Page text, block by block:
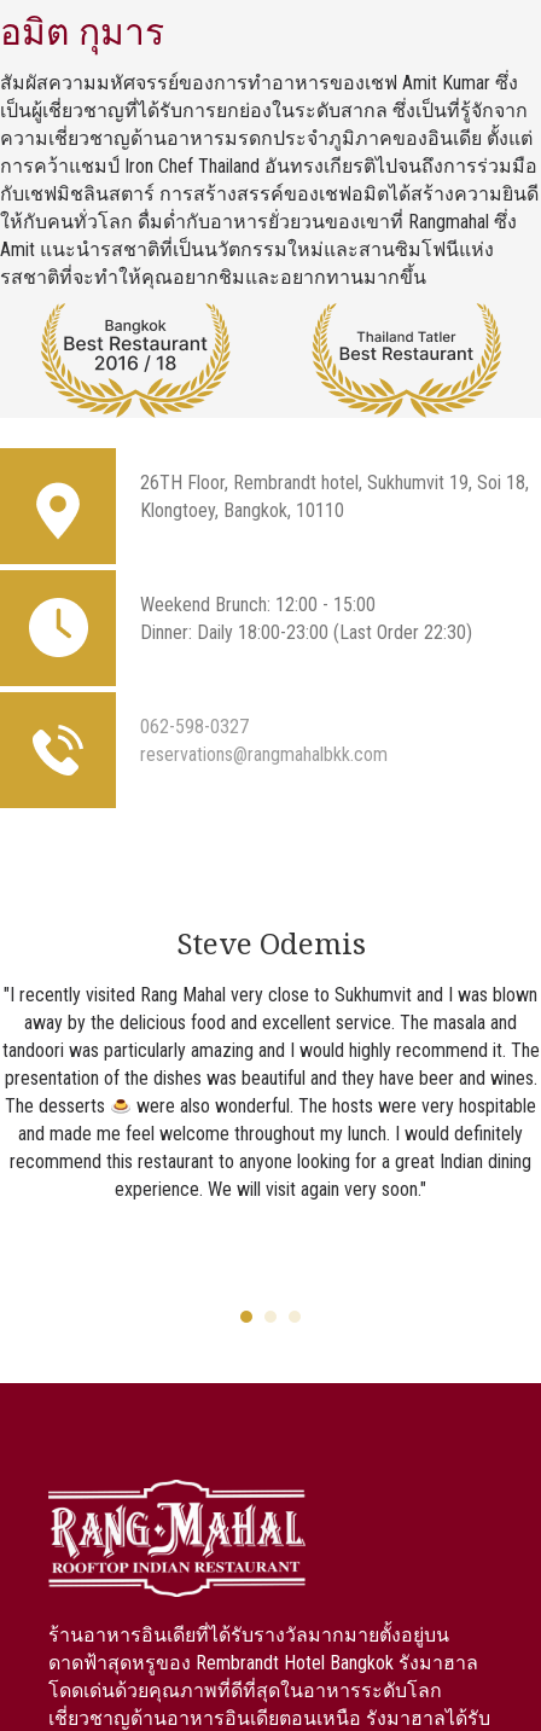
อมิต กุมาร
สัมผัสความมหัศจรรย์ของการทําอาหารของเชฟ Amit Kumar ซึ่ง
เป็นผู้เชี่ยวชาญที่ได้รับการยกย่องในระดับสากล ซึ่งเป็นที่รู้จักจาก
ความเชี่ยวชาญด้านอาหารมรดกประจําภูมิภาคของอินเดีย ตั้งแต่
การคว้าแชมป์ Iron Chef Thailand อันทรงเกียรติไปจนถึงการร่วมมือ
กับเชฟมิชลินสตาร์ การสร้างสรรค์ของเชฟอมิตได้สร้างความยินดี
ให้กับคนทั่วโลก ดื่มด่ำกับอาหารยั่วยวนของเขาที่ Rangmahal ซึ่ง
Amit แนะนํารสชาติที่เป็นนวัตกรรมใหม่และสานซิมโฟนีแห่ง
รสชาติที่จะทําให้คุณอยากชิมและอยากทานมากขึ้น
26TH Floor, Rembrandt hotel, Sukhumvit 19, Soi 18,
Klongtoey, Bangkok, 10110
Weekend Brunch: 12:00 - 15:00
Dinner: Daily 18:00-23:00 (Last Order 22:30)
062-598-0327
reservations@rangmahalbkk.com
Steve Odemis
"I recently visited Rang Mahal very close to Sukhumvit and I was blown
away by the delicious food and excellent service. The masala and
tandoori was particularly amazing and I would highly recommend it. The
presentation of the dishes was beautiful and they have beer and wines.
The desserts
were also wonderful. The hosts were very hospitable
and made me feel welcome throughout my lunch. I would definitely
recommend this restaurant to anyone looking for a great Indian dining
experience. We will visit again very soon."
ร้านอาหารอินเดียที่ได้รับรางวัลมากมายตั้งอยู่บน
ดาดฟ้าสุดหรูของ Rembrandt Hotel Bangkok รังมาฮาล
โดดเด่นด้วยคุณภาพที่ดีที่สุดในอาหารระดับโลก
เชี่ยวชาญด้านอาหารอินเดียตอนเหนือ รังมาฮาลได้รับ